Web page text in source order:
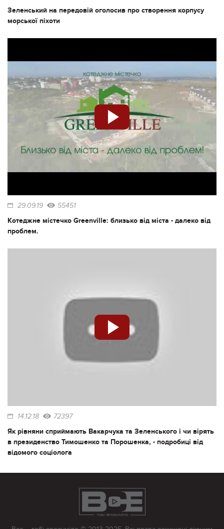
Зеленський на передовій оголосив про створення корпусу
морської піхоти
29.09.19 55451
Котеджне містечко Greenville: близько від міста - далеко від
проблем.
14.12.18 72397
Як рівняни сприймають Вакарчука та Зеленського і чи вірять
в президенство Тимошенко та Порошенка, - подробиці від
відомого соціолога